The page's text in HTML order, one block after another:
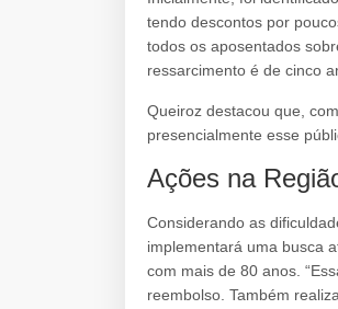
tendo descontos por
todos os aposentados
ressarcimento é de cinco
Queiroz destacou que,
presencialmente esse
Ações na
Considerando as
implementará uma busca
com mais de 80 anos.
reembolso. Também